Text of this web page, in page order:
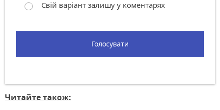
Свій варіант залишу у коментарях
Голосувати
Читайте також: